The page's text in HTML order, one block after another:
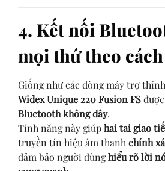
4. Kết nối
mọi thứ theo
Giống như các dòng máy trợ
Widex Unique 220 Fusion FS
Bluetooth không dây.
Tính năng này giúphai tai giao
truyền tín hiệu âm thanh chính
đảm bảo người dùnghiểu rõ lời